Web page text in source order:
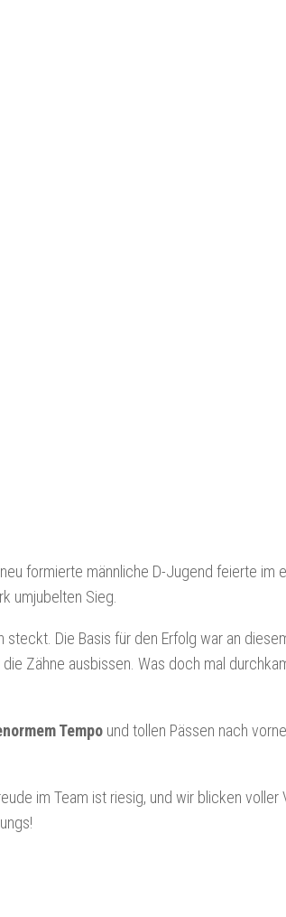
formierte männliche D-Jugend feierte im
umjubelten Sieg.
Die Basis für den Erfolg war an
Zähne ausbissen. Was doch mal
Tempo und tollen Pässen nach
im Team ist riesig, und wir blicken